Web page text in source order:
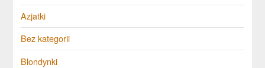
Azjatki
Bez kategorii
Blondynki